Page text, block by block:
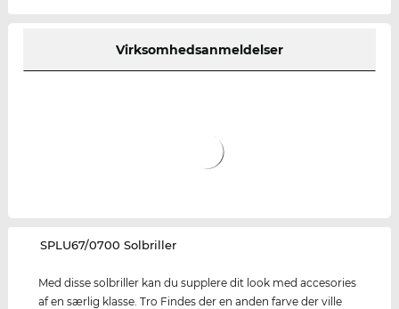
Virksomhedsanmeldelser
‌SPLU67/0700 Solbriller
Med disse solbriller kan du supplere dit look med accesories
af en særlig klasse. Tro Findes der en anden farve der ville